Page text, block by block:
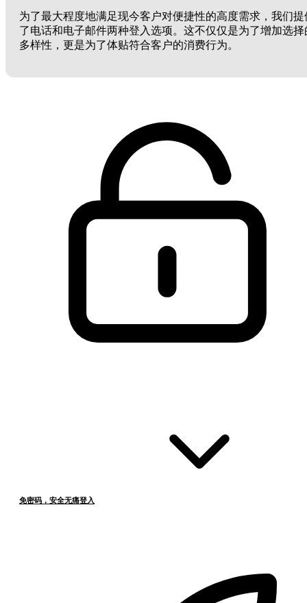
为了最大程度地满足现今客户对便捷性的高度需求，我们提
了电话和电子邮件两种登入选项。这不仅仅是为了增加选择
多样性，更是为了体贴符合客户的消费行为。
免密码，安全无痛登入